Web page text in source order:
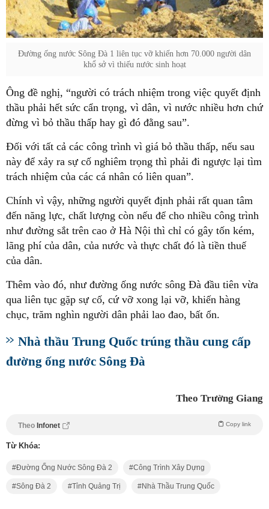
Đường ống nước Sông Đà 1 liên tục vỡ khiến hơn 70.000 người dân
khổ sở vì thiếu nước sinh hoạt
Ông đề nghị, “người có trách nhiệm trong việc quyết định
thầu phải hết sức cẩn trọng, vì dân, vì nước nhiều hơn chứ
đừng vì bỏ thầu thấp hay gì đó đằng sau”.
Đối với tất cả các công trình vì giá bỏ thầu thấp, nếu sau
này để xảy ra sự cố nghiêm trọng thì phải đi ngược lại tìm
trách nhiệm của các cá nhân có liên quan”.
Chính vì vậy, những người quyết định phải rất quan tâm
đến năng lực, chất lượng còn nếu để cho nhiều công trình
như đường sắt trên cao ở Hà Nội thì chỉ có gây tốn kém,
lãng phí của dân, của nước và thực chất đó là tiền thuế
của dân.
Thêm vào đó, như đường ống nước sông Đà đầu tiên vừa
qua liên tục gặp sự cố, cứ vỡ xong lại vỡ, khiến hàng
chục, trăm nghìn người dân phải lao đao, bất ổn.
Nhà thầu Trung Quốc trúng thầu cung cấp
đường ống nước Sông Đà
Theo Trường Giang
Theo Infonet Copy link
Từ Khóa:
Đường Ống Nước Sông Đà 2 Công Trình Xây Dựng
Sông Đà 2 Tỉnh Quảng Trị Nhà Thầu Trung Quốc